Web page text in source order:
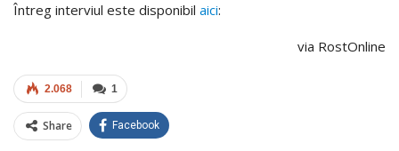
Întreg interviul este disponibil aici:
via RostOnline
1
2.068
Share Facebook